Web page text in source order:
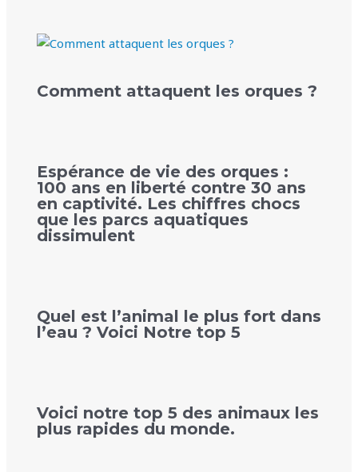
Comment attaquent les orques ?
Espérance de vie des orques :
100 ans en liberté contre 30 ans
en captivité. Les chiffres chocs
que les parcs aquatiques
dissimulent
Quel est l’animal le plus fort dans
l’eau ? Voici Notre top 5
Voici notre top 5 des animaux les
plus rapides du monde.